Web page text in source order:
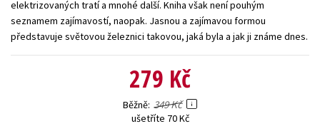
elektrizovaných tratí a mnohé další. Kniha však není pouhým
seznamem zajímavostí, naopak. Jasnou a zajímavou formou
představuje světovou železnici takovou, jaká byla a jak ji známe dnes.
279 Kč
Běžně 349 Kč
ušetříte 70 Kč